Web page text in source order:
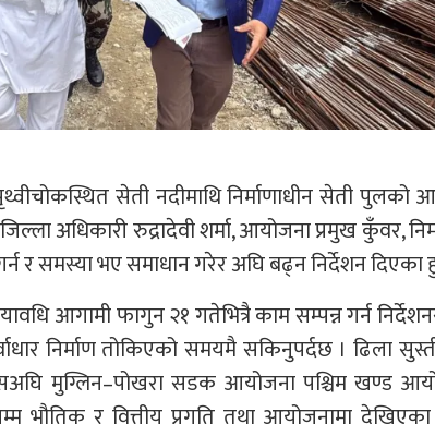
सेती नदीमाथि निर्माणाधीन सेती पुलको
अधिकारी रुद्रादेवी शर्मा, आयोजना प्रमुख कुँवर,
र समस्या भए समाधान गरेर अघि बढ्न निर्देशन दिएका
आगामी फागुन २१ गतेभित्रै काम सम्पन्न गर्न
निर्माण तोकिएको समयमै सकिनुपर्दछ । ढिला
मुग्लिन–पोखरा सडक आयोजना पश्चिम खण्ड